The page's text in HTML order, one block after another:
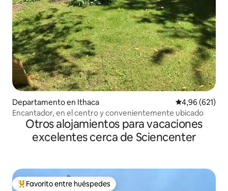
Departamento en Ithaca Calificación
4,96 (621)
Encantador, en el centro y convenientemente ubicado
Otros alojamientos para vacaciones
excelentes cerca de Sciencenter
Favorito entre los huéspedes más destacados
Favorito entre huéspedes